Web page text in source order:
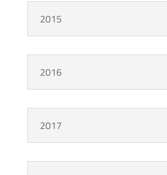
2015
2016
2017